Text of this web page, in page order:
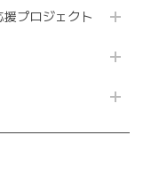
プロジェクト